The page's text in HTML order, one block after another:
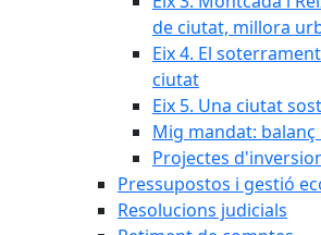
de ciutat, millora
Eix 4. El
ciutat
Eix 5. Una ciutat
Mig mandat: balanç
Projectes
Pressupostos i gestió
Resolucions judicials